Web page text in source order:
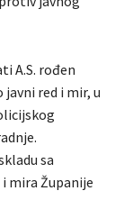
A.S. rođen
javni red i mir, u
sa
mira Županije